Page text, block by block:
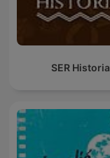
SER Historia